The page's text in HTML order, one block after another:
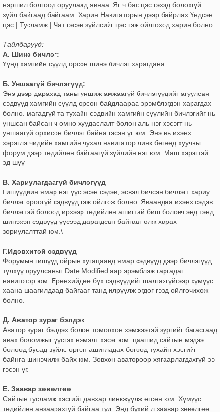
нэршил болгоод оруулаад явнаа. Яг ч бас цэс гэхэд болохгүй
зүйл байгаад байгаам. Харин Навигаторын дээр байрлах Үндсэн
цэс | Тусламж | Чат гэсэн зүйлсийг цэс гэж ойлгоход харин болно.
Тайлбарууд:
А. Шинэ бичлэг:
Үүнд хамгийн сүүлд орсон шинэ бичлэг харагдана.
Б. Уншаагүй бичлэгүүд:
Энэ дээр дарахад таны уншиж амжаагүй бичлэгүүдийг агуулсан
сэдвүүд хамгийн сүүлд орсон байдлаараа эрэмблэгдэн харагдах
болно. магадгүй та тухайн сэдвийн хамгийн сүүлийн бичлэгийг нь
уншсан байсан ч өмнө хуудаслалт болон аль нэг хэсэгт нь
уншаагүй орхисон бичлэг байна гэсэн үг юм. Энэ нь ихэнх
хэрэглэгчидийн хамгийн чухал навигатор линк бөгөөд хуучны
форум дээр төдийлөн байгаагүй зүйлийн нэг юм. Маш хэрэгтэй
эд шүү
В. Хариулагдаагүй бичлэгүүд
Гишүүдийн ямар нэг үүсгэсэн сэдэв, эсвэл бичсэн бичлэгт хариу
бичлэг ороогүй сэдвүүд гэж ойлгож болно. Яваандаа ихэнх сэдэв
бичлэгтэй болоод ирхээр төдийлөн ашигтай биш боловч энд тэнд
шинэхэн сэдвүүд үүсээд дарагдсан байгааг олж харах
зориулалттай юм.\
Г.Идэвхитэй сэдвүүд
Форумын гишүүд ойрын хугацаанд ямар сэдвүүд дээр бичлэгүүд
түлхүү оруулсаныг Date Modified аар эрэмблэж гаргадаг
навиготор юм. Ерөнхийдөө бүх сэдвүүдийг шалгахгүйгээр хүмүүс
хаана шаагилдаад байгааг танд илрүүлж өгдөг гээд ойлгочихож
болно.
Д. Аватор зураг бэлдэх
Аватор зураг бэлдэх болон томоохон хэмжээтэй зургийг багасгаад
авах боломжыг үүсгэх нэмэлт хэсэг юм. цаашид сайтын мэдээ
болоод бусад зүйлс өргөн ашигладах бөгөөд тухайн хэсгийг
байнга шинэчилж байх юм. Зөвхөн аватороор хягаарлагдахгүй ээ
гэсэн үг.
Е. Заавар зөвөлгөө
Сайтын тусламж хэсгийг давхар линкжүүлж өгсөн юм. Хүмүүс
төдийлөн анзаарахгүй байгаа тул. Энд бүхий л заавар зөвөлгөө